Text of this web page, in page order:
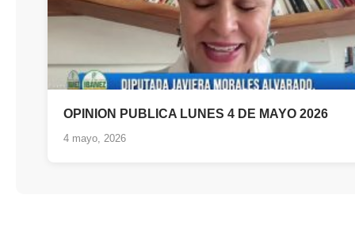
OPINION PUBLICA LUNES 4 DE MAYO 2026
4 mayo, 2026